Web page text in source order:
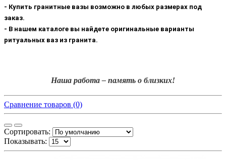
- Купить гранитные вазы возможно в любых размерах под
заказ.
- В нашем каталоге вы найдете оригинальные варианты
ритуальных ваз из гранита.
Наша работа – память о близких!
Сравнение товаров (0)
Сортировать:
Показывать: